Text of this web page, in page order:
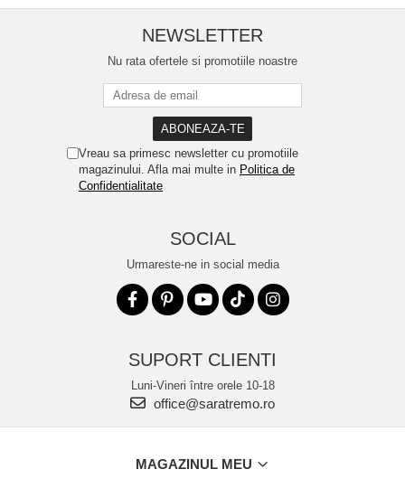
NEWSLETTER
Nu rata ofertele si promotiile noastre
Vreau sa primesc newsletter cu promotiile
magazinului. Afla mai multe in Politica de
Confidentialitate
SOCIAL
Urmareste-ne in social media
SUPORT CLIENTI
Luni-Vineri între orele 10-18
office@saratremo.ro
MAGAZINUL MEU